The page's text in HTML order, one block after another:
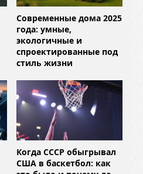
Современные дома 2025
года: умные,
экологичные и
спроектированные под
стиль жизни
Когда СССР обыгрывал
США в баскетбол: как